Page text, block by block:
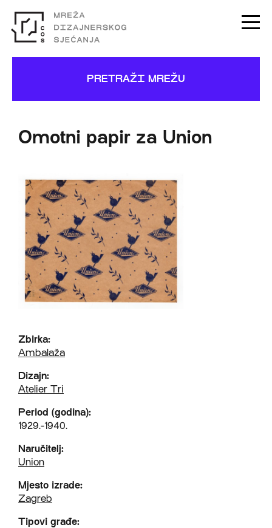
PRETRAŽI MREŽU
Omotni papir za Union
Zbirka:
Ambalaža
Dizajn:
Atelier Tri
Period (godina):
1929.-1940.
Naručitelj:
Union
Mjesto izrade:
Zagreb
Tipovi građe: